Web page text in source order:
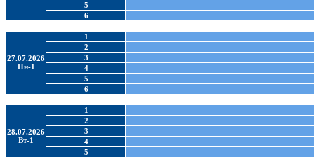
5
6
27.07.2026
Пн-1
1
2
3
4
5
6
28.07.2026
Вт-1
1
2
3
4
5